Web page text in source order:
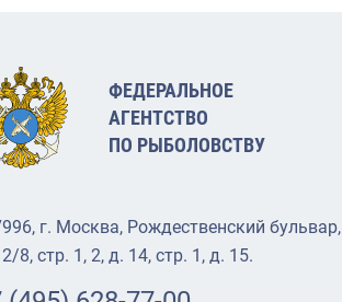
ФЕДЕРАЛЬНОЕ
АГЕНТСТВО
ПО РЫБОЛОВСТВУ
г. Москва, Рождественский бульвар,
8, стр. 1, 2, д. 14, стр. 1, д. 15.